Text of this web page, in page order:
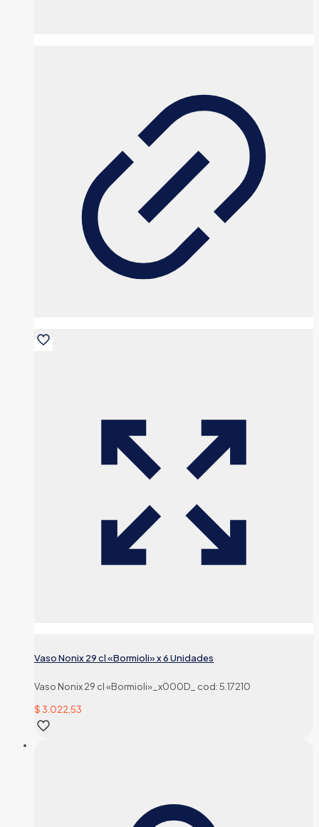
Vaso Nonix 29 cl «Bormioli» x 6 Unidades
Vaso Nonix 29 cl «Bormioli»_x000D_ cod: 5.17210
$3.022,53